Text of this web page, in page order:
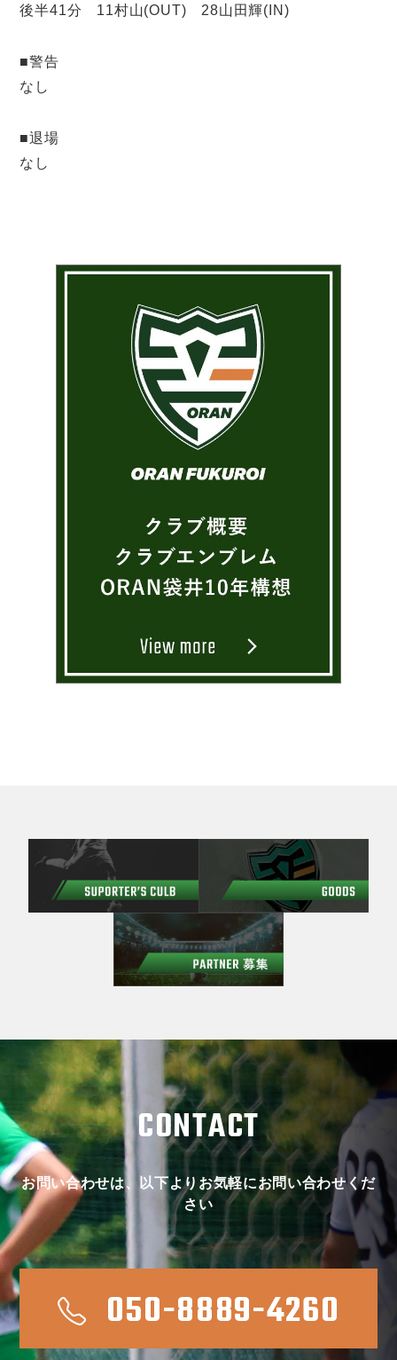
後半41分 11村山(OUT) 28山田輝(IN)
■警告
なし
■退場
なし
CONTACT
お問い合わせは、以下よりお気軽にお問い合わせくだ
さい
050-8889-4260